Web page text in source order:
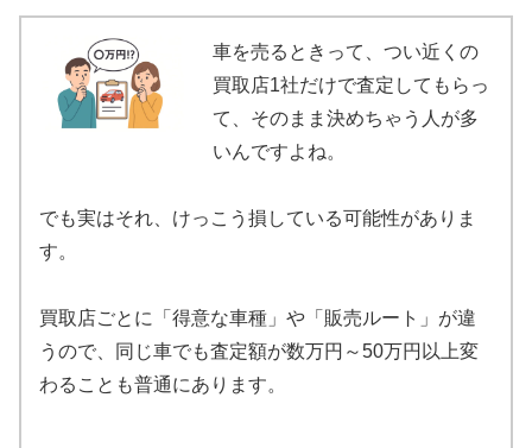
車を売るときって、つい近くの
買取店1社だけで査定してもらっ
て、そのまま決めちゃう人が多
いんですよね。
でも実はそれ、けっこう損している可能性がありま
す。
買取店ごとに「得意な車種」や「販売ルート」が違
うので、同じ車でも査定額が数万円～50万円以上変
わることも普通にあります。